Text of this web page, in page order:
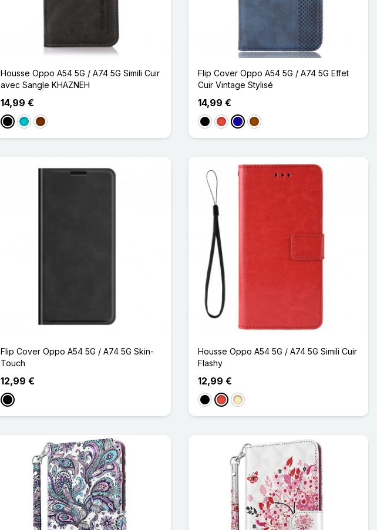
Housse Oppo A54 5G / A74 5G Simili Cuir
avec Sangle KHAZNEH
14,99 €
NoirTurquoise
Café
Flip Cover Oppo A54 5G / A74 5G Effet
Cuir Vintage Stylisé
14,99 €
NoirRougeBleu Foncé
Marron
Flip Cover Oppo A54 5G / A74 5G Skin-
Touch
12,99 €
Noir
Housse Oppo A54 5G / A74 5G Simili Cuir
Flashy
12,99 €
NoirRouge
Doré